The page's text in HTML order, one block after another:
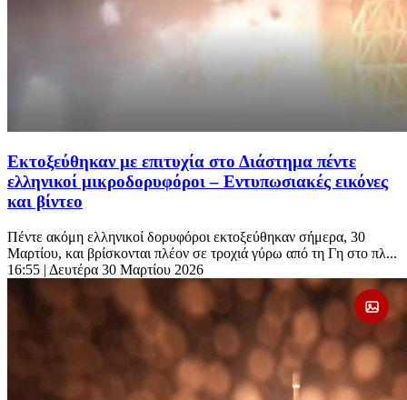
Εκτοξεύθηκαν με επιτυχία στο Διάστημα πέντε
ελληνικοί μικροδορυφόροι – Εντυπωσιακές εικόνες
και βίντεο
Πέντε ακόμη ελληνικοί δορυφόροι εκτοξεύθηκαν σήμερα, 30
Μαρτίου, και βρίσκονται πλέον σε τροχιά γύρω από τη Γη στο πλ...
16:55 | Δευτέρα 30 Μαρτίου 2026